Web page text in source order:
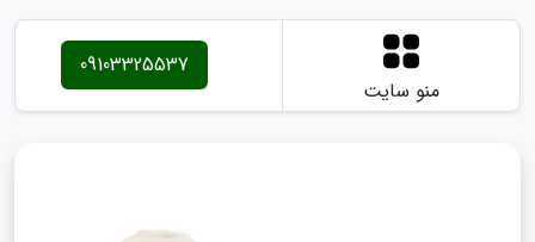
منو سایت
09103325537